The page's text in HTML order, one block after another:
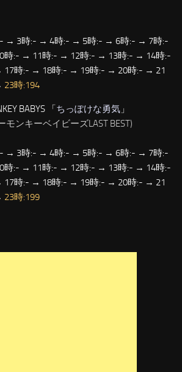
→ 3時:- → 4時:- → 5時:- → 6時:- → 7時:-
:- → 11時:- → 12時:- → 13時:- → 14時:-
時:- → 18時:- → 19時:- → 20時:- → 21
23時:194
BABYS 「ちっぽけな勇気 」
ンキーベイビーズLAST BEST)
→ 3時:- → 4時:- → 5時:- → 6時:- → 7時:-
:- → 11時:- → 12時:- → 13時:- → 14時:-
時:- → 18時:- → 19時:- → 20時:- → 21
23時:199